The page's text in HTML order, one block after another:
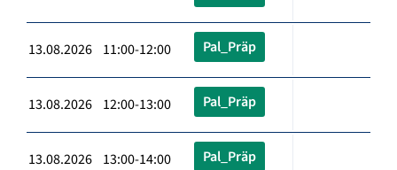
13.08.2026 11:00-12:00 Pal_Präp
13.08.2026 12:00-13:00 Pal_Präp
13.08.2026 13:00-14:00 Pal_Präp